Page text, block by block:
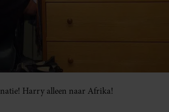
Harry alleen naar Afrika!